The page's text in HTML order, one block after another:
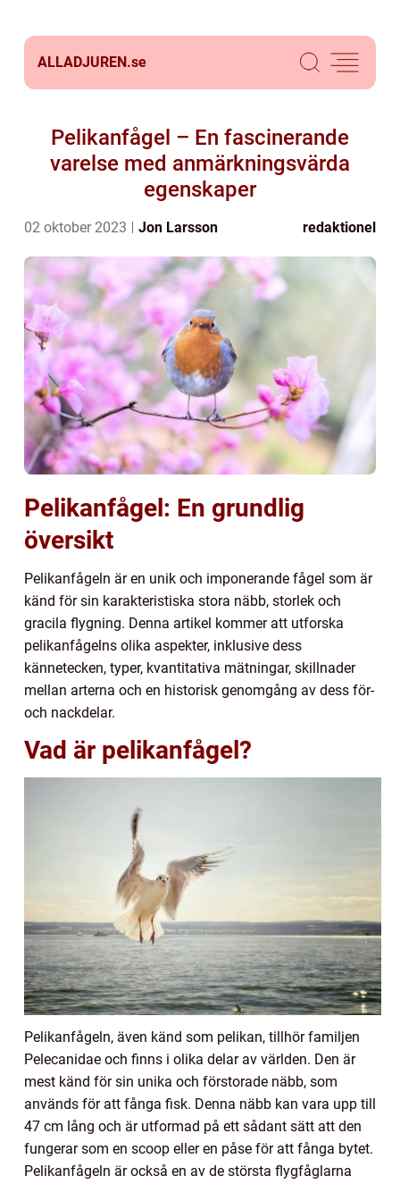
ALLADJUREN.se
Pelikanfågel – En fascinerande
varelse med anmärkningsvärda
egenskaper
02 oktober 2023 Jon Larsson redaktionel
Pelikanfågel: En grundlig
översikt
Pelikanfågeln är en unik och imponerande fågel som är
känd för sin karakteristiska stora näbb, storlek och
gracila flygning. Denna artikel kommer att utforska
pelikanfågelns olika aspekter, inklusive dess
kännetecken, typer, kvantitativa mätningar, skillnader
mellan arterna och en historisk genomgång av dess för-
och nackdelar.
Vad är pelikanfågel?
Pelikanfågeln, även känd som pelikan, tillhör familjen
Pelecanidae och finns i olika delar av världen. Den är
mest känd för sin unika och förstorade näbb, som
används för att fånga fisk. Denna näbb kan vara upp till
47 cm lång och är utformad på ett sådant sätt att den
fungerar som en scoop eller en påse för att fånga bytet.
Pelikanfågeln är också en av de största flygfåglarna